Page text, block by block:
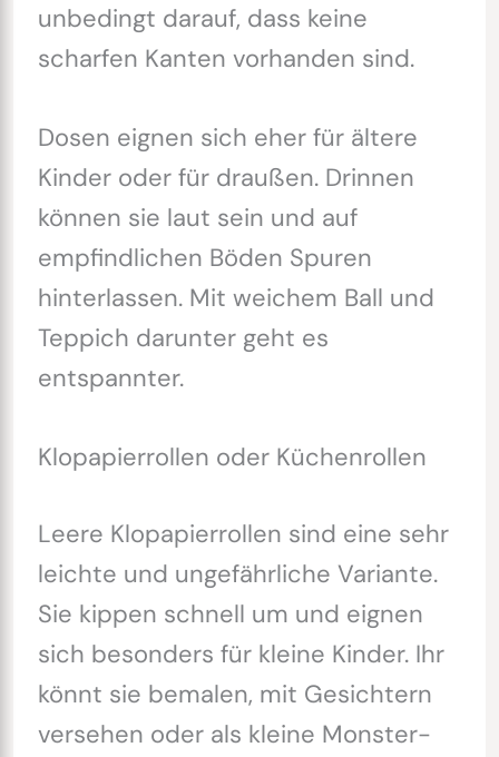
unbedingt darauf, dass keine
scharfen Kanten vorhanden sind.
Dosen eignen sich eher für ältere
Kinder oder für draußen. Drinnen
können sie laut sein und auf
empfindlichen Böden Spuren
hinterlassen. Mit weichem Ball und
Teppich darunter geht es
entspannter.
Klopapierrollen oder Küchenrollen
Leere Klopapierrollen sind eine sehr
leichte und ungefährliche Variante.
Sie kippen schnell um und eignen
sich besonders für kleine Kinder. Ihr
könnt sie bemalen, mit Gesichtern
versehen oder als kleine Monster-